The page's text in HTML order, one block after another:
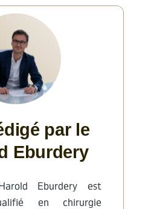
par le
Eburdery
Eburdery est
en chirurgie